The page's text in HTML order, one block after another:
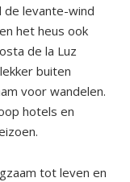
de levante-wind
het heus ook
de la Luz
buiten
voor wandelen.
hotels en
tot leven en